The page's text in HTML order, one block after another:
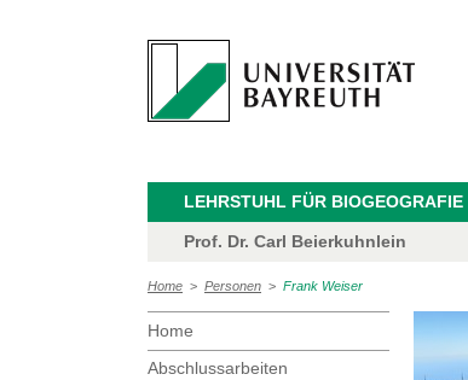
LEHRSTUHL FÜR BIOGEOGRAFIE
Prof. Dr. Carl Beierkuhnlein
Home > Personen > Frank Weiser
Home
Abschlussarbeiten